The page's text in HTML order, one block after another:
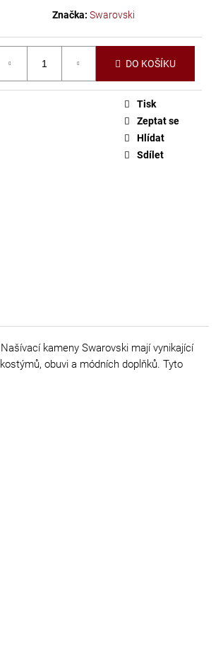
Značka:Swarovski
DO KOŠÍKU
Tisk
Zeptat se
Hlídat
Sdílet
kameny Swarovski mají vynikající
obuvi a módních doplňků. Tyto